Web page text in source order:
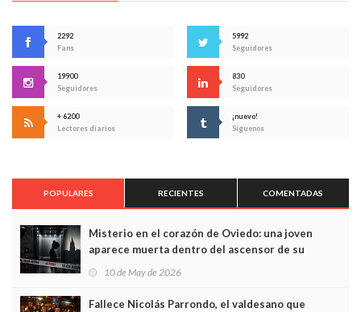
2292
Fans
5992
Seguidores
19900
Seguidores
830
Seguidores
+ 6200
Lectores diarios
¡nuevo!
Síguenos
POPULARES RECIENTES COMENTADAS
Misterio en el corazón de Oviedo: una joven
aparece muerta dentro del ascensor de su
10 de May de 2026
Fallece Nicolás Parrondo, el valdesano que